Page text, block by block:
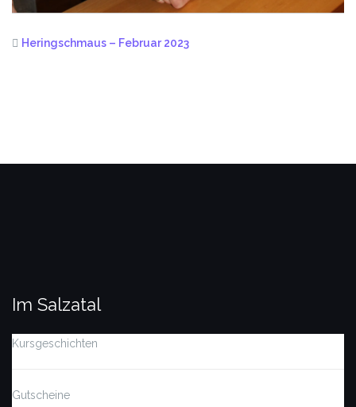
Heringschmaus – Februar 2023
Im Salzatal
Kursgeschichten
Gutscheine